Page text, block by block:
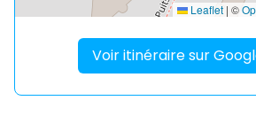
Leaflet | ©
Voir itinéraire sur